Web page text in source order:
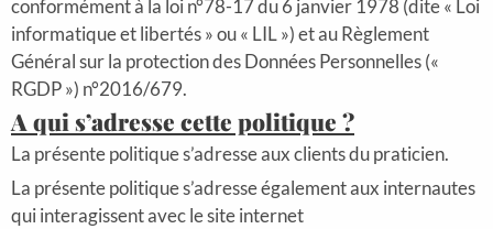
conformément à la loi n°78-17 du 6 janvier 1978 (dite « Loi
informatique et libertés » ou « LIL ») et au Règlement
Général sur la protection des Données Personnelles («
RGDP ») n°2016/679.
A qui s’adresse cette politique ?
La présente politique s’adresse aux clients du praticien.
La présente politique s’adresse également aux internautes
qui interagissent avec le site internet